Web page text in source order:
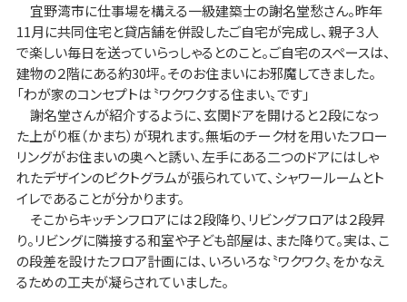
宜野湾市に仕事場を構える一級建築士の謝名堂愁さん。昨年
11月に共同住宅と貸店舗を併設したご自宅が完成し、親子３人
で楽しい毎日を送っていらっしゃるとのこと。ご自宅のスペースは、
建物の２階にある約30坪。そのお住まいにお邪魔してきました。
「わが家のコンセプトは〝ワクワクする住まい〟です」
謝名堂さんが紹介するように、玄関ドアを開けると２段になっ
た上がり框（かまち）が現れます。無垢のチーク材を用いたフロー
リングがお住まいの奥へと誘い、左手にある二つのドアにはしゃ
れたデザインのピクトグラムが張られていて、シャワールームとト
イレであることが分かります。
そこからキッチンフロアには２段降り、リビングフロアは２段昇
り。リビングに隣接する和室や子ども部屋は、また降りて。実は、こ
の段差を設けたフロア計画には、いろいろな〝ワクワク〟をかなえ
るための工夫が凝らされていました。